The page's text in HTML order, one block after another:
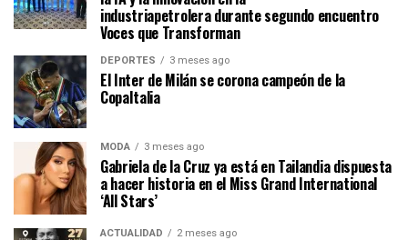
industriapetrolera durante segundo encuentro
Voces que Transforman
DEPORTES 3 meses ago
El Inter de Milán se corona campeón de la
CopaItalia
MODA 3 meses ago
Gabriela de la Cruz ya está en Tailandia dispuesta
a hacer historia en el Miss Grand International
‘All Stars’
ACTUALIDAD 2 meses ago